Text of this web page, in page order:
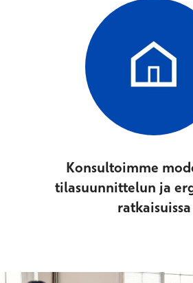
Konsultoimme
tilasuunnittelun ja
ratkaisuissa​